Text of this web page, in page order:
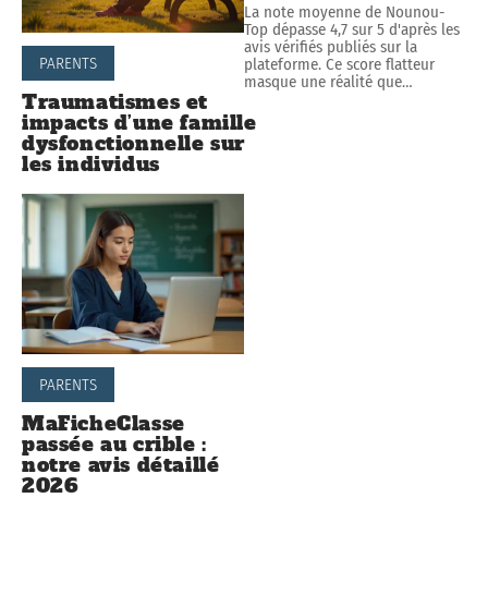
PARENTS
Traumatismes et
impacts d’une famille
dysfonctionnelle sur
les individus
PARENTS
MaFicheClasse
passée au crible :
notre avis détaillé
2026
La note moyenne de Nounou-
Top dépasse 4,7 sur 5 d'après les
avis vérifiés publiés sur la
plateforme. Ce score flatteur
masque une réalité que…